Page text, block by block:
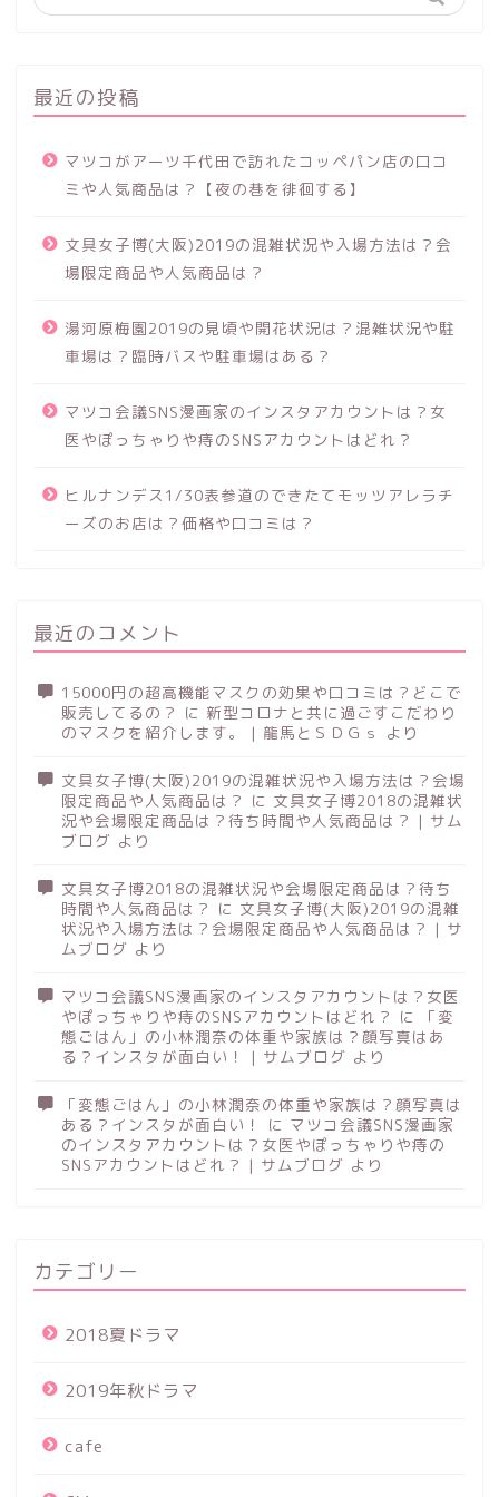
最近の投稿
マツコがアーツ千代田で訪れたコッペパン店の口コ
ミや人気商品は？【夜の巷を徘徊する】
文具女子博(大阪)2019の混雑状況や入場方法は？会
場限定商品や人気商品は？
湯河原梅園2019の見頃や開花状況は？混雑状況や駐
車場は？臨時バスや駐車場はある？
マツコ会議SNS漫画家のインスタアカウントは？女
医やぽっちゃりや痔のSNSアカウントはどれ？
ヒルナンデス1/30表参道のできたてモッツアレラチ
ーズのお店は？価格や口コミは？
最近のコメント
15000円の超高機能マスクの効果や口コミは？どこで
販売してるの？ に 新型コロナと共に過ごすこだわり
のマスクを紹介します。 | 龍馬とＳＤＧｓ
より
文具女子博(大阪)2019の混雑状況や入場方法は？会場
限定商品や人気商品は？ に 文具女子博2018の混雑状
況や会場限定商品は？待ち時間や人気商品は？ | サム
ブログ より
文具女子博2018の混雑状況や会場限定商品は？待ち
時間や人気商品は？ に 文具女子博(大阪)2019の混雑
状況や入場方法は？会場限定商品や人気商品は？ | サ
ムブログ より
マツコ会議SNS漫画家のインスタアカウントは？女医
やぽっちゃりや痔のSNSアカウントはどれ？ に
「変
態ごはん」の小林潤奈の体重や家族は？顔写真はあ
る？インスタが面白い！ | サムブログ より
「変態ごはん」の小林潤奈の体重や家族は？顔写真は
ある？インスタが面白い！
に マツコ会議SNS漫画家
のインスタアカウントは？女医やぽっちゃりや痔の
SNSアカウントはどれ？ | サムブログ より
カテゴリー
2018夏ドラマ
2019年秋ドラマ
cafe